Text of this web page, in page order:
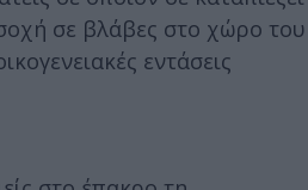
σε βλάβες στο χώρο του
εντάσεις